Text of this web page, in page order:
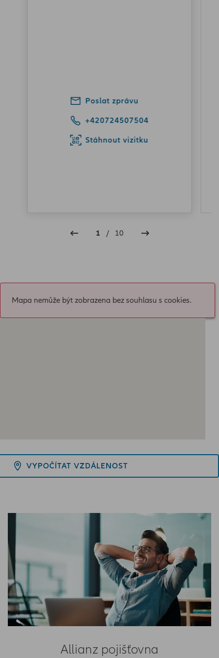
Poslat zprávu
+420724507504
Stáhnout vizitku
1 / 10
Mapa nemůže být zobrazena bez souhlasu s cookies.
VYPOČÍTAT VZDÁLENOST
Allianz pojišťovna